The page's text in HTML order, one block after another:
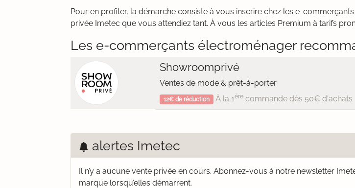
Pour en profiter, la démarche consiste à vous inscrire chez les e-
privée Imetec que vous attendiez tant. À vous les articles Premium à tarifs
Les e-commerçants électroménager
Showroomprivé
Ventes de mode & prêt-à-porter
12€ de réduction À la 1èrecommande dès 50€ d'achats
alertes Imetec
Il n’y a aucune vente privée en cours. Abonnez-vous à notre newsletter
marque lorsqu’elles démarrent.